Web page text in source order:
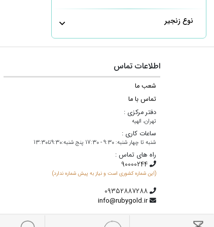
نوع زنجیر
اطلاعات تماس
شعب ما
تماس با ما
دفتر مرکزی :
تهران، الهیه
ساعات کاری :
شنبه تا چهار شنبه: 9:30 - 17:30 پنج شنبه:9:30تا13:30
راه های تماس :
(این شماره کشوری است و نیاز به پیش شماره ندارد)
info@rubygold.ir